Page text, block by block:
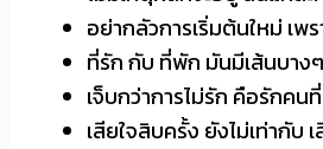
อย่ากลัวการเริ่มต้นใหม่ เพร
ที่รัก กับ ที่พัก มันมีเส้นบาง
เจ็บกว่าการไม่รัก คือรักคน
เสียใจสิบครั้ง ยังไม่เท่ากับ